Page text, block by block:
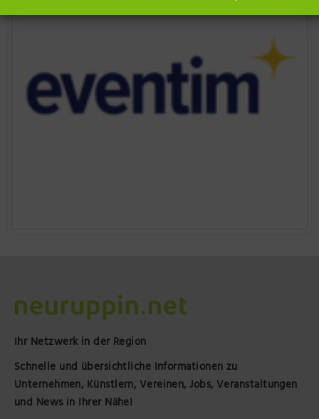
Ihr Netzwerk in der Region
Schnelle und übersichtliche Informationen zu
Unternehmen, Künstlern, Vereinen, Jobs, Veranstaltungen
und News in Ihrer Nähe!